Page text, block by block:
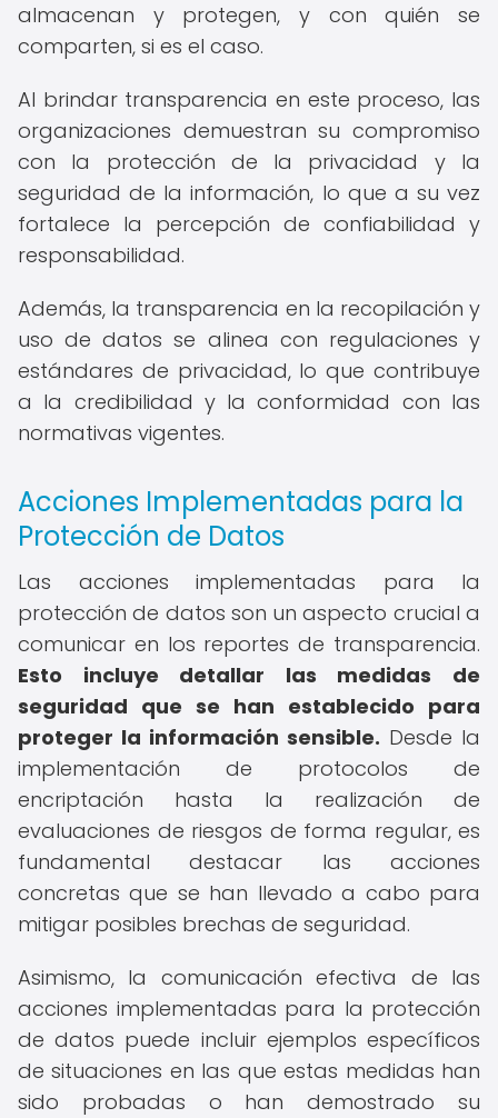
almacenan y protegen, y con quién se
comparten, si es el caso.
Al brindar transparencia en este proceso, las
organizaciones demuestran su compromiso
con la protección de la privacidad y la
seguridad de la información, lo que a su vez
fortalece la percepción de confiabilidad y
responsabilidad.
Además, la transparencia en la recopilación y
uso de datos se alinea con regulaciones y
estándares de privacidad, lo que contribuye
a la credibilidad y la conformidad con las
normativas vigentes.
Acciones Implementadas para la
Protección de Datos
Las acciones implementadas para la
protección de datos son un aspecto crucial a
comunicar en los reportes de transparencia.
Esto incluye detallar las medidas de
seguridad que se han establecido para
proteger la información sensible. Desde la
implementación de protocolos de
encriptación hasta la realización de
evaluaciones de riesgos de forma regular, es
fundamental destacar las acciones
concretas que se han llevado a cabo para
mitigar posibles brechas de seguridad.
Asimismo, la comunicación efectiva de las
acciones implementadas para la protección
de datos puede incluir ejemplos específicos
de situaciones en las que estas medidas han
sido probadas o han demostrado su